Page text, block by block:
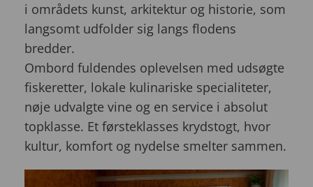
i områdets kunst, arkitektur og historie, som
langsomt udfolder sig langs flodens
bredder.
Ombord fuldendes oplevelsen med udsøgte
fiskeretter, lokale kulinariske specialiteter,
nøje udvalgte vine og en service i absolut
topklasse. Et førsteklasses krydstogt, hvor
kultur, komfort og nydelse smelter sammen.